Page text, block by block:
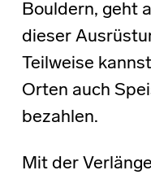
Bouldern, geht
dieser
Teilweise
Orten auch
bezahlen.
Mit der